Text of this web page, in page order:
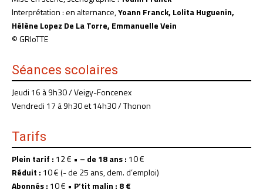
Interprétation : en alternance,Yoann Franck, Lolita Huguenin,
Hélène Lopez De La Torre, Emmanuelle Vein
© GRIoTTE
Séances scolaires
Jeudi 16 à 9h30 / Veigy-Foncenex
Vendredi 17 à 9h30 et 14h30 / Thonon
Tarifs
Plein tarif : 12 € • – de 18 ans : 10 €
Réduit : 10 € (- de 25 ans, dem. d’emploi)
Abonnés : 10 € • P’tit malin : 8 €